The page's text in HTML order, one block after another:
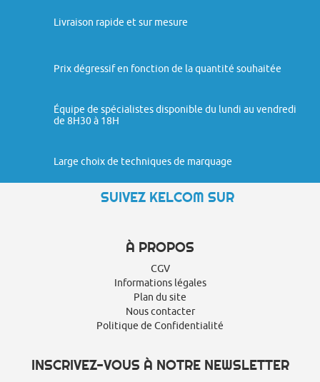
Livraison rapide et sur mesure
Prix dégressif en fonction de la quantité souhaitée
Équipe de spécialistes disponible du lundi au vendredi
de 8H30 à 18H
Large choix de techniques de marquage
SUIVEZ KELCOM SUR
À PROPOS
CGV
Informations légales
Plan du site
Nous contacter
Politique de Confidentialité
INSCRIVEZ-VOUS À NOTRE NEWSLETTER